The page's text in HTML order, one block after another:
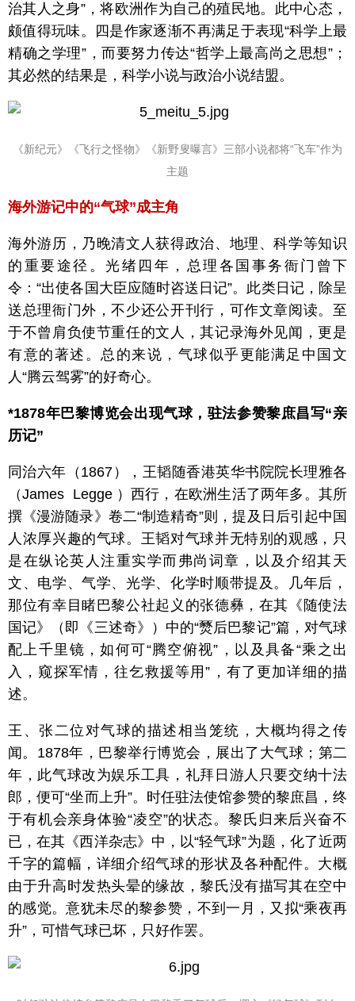
治其人之身”，将欧洲作为自己的殖民地。此中心态，
颇值得玩味。四是作家逐渐不再满足于表现“科学上最
精确之学理”，而要努力传达“哲学上最高尚之思想”；
其必然的结果是，科学小说与政治小说结盟。
《新纪元》《飞行之怪物》《新野叟曝言》三部小说都将“飞车”作为
主题
海外游记中的“气球”成主角
海外游历，乃晚清文人获得政治、地理、科学等知识
的重要途径。光绪四年，总理各国事务衙门曾下
令：“出使各国大臣应随时咨送日记”。此类日记，除呈
送总理衙门外，不少还公开刊行，可作文章阅读。至
于不曾肩负使节重任的文人，其记录海外见闻，更是
有意的著述。总的来说，气球似乎更能满足中国文
人“腾云驾雾”的好奇心。
*1878年巴黎博览会出现气球，驻法参赞黎庶昌写“亲
历记”
同治六年（1867），王韬随香港英华书院院长理雅各
（James Legge ）西行，在欧洲生活了两年多。其所
撰《漫游随录》卷二“制造精奇”则，提及日后引起中国
人浓厚兴趣的气球。王韬对气球并无特别的观感，只
是在纵论英人注重实学而弗尚词章，以及介绍其天
文、电学、气学、光学、化学时顺带提及。几年后，
那位有幸目睹巴黎公社起义的张德彝，在其《随使法
国记》（即《三述奇》）中的“燹后巴黎记”篇，对气球
配上千里镜，如何可“腾空俯视”，以及具备“乘之出
入，窥探军情，往乞救援等用”，有了更加详细的描
述。
王、张二位对气球的描述相当笼统，大概均得之传
闻。1878年，巴黎举行博览会，展出了大气球；第二
年，此气球改为娱乐工具，礼拜日游人只要交纳十法
郎，便可“坐而上升”。时任驻法使馆参赞的黎庶昌，终
于有机会亲身体验“凌空”的状态。黎氏归来后兴奋不
已，在其《西洋杂志》中，以“轻气球”为题，化了近两
千字的篇幅，详细介绍气球的形状及各种配件。大概
由于升高时发热头晕的缘故，黎氏没有描写其在空中
的感觉。意犹未尽的黎参赞，不到一月，又拟“乘夜再
升”，可惜气球已坏，只好作罢。